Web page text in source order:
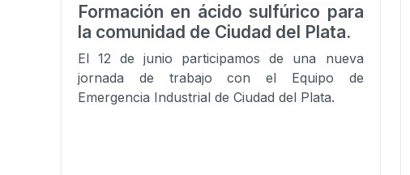
Formación en ácido sulfúrico para
la comunidad de Ciudad del Plata.
El 12 de junio participamos de una nueva
jornada de trabajo con el Equipo de
Emergencia Industrial de Ciudad del Plata.